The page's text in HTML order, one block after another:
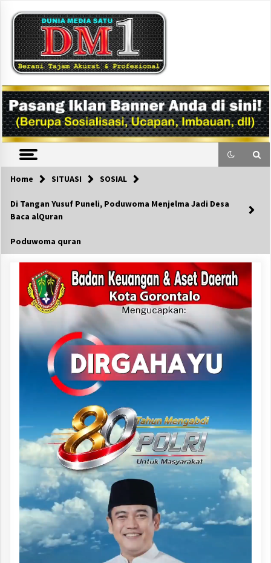
content
DM1
Home SITUASI SOSIAL
Di Tangan Yusuf Puneli, Poduwoma Menjelma Jadi Desa
Baca alQuran
Poduwoma quran